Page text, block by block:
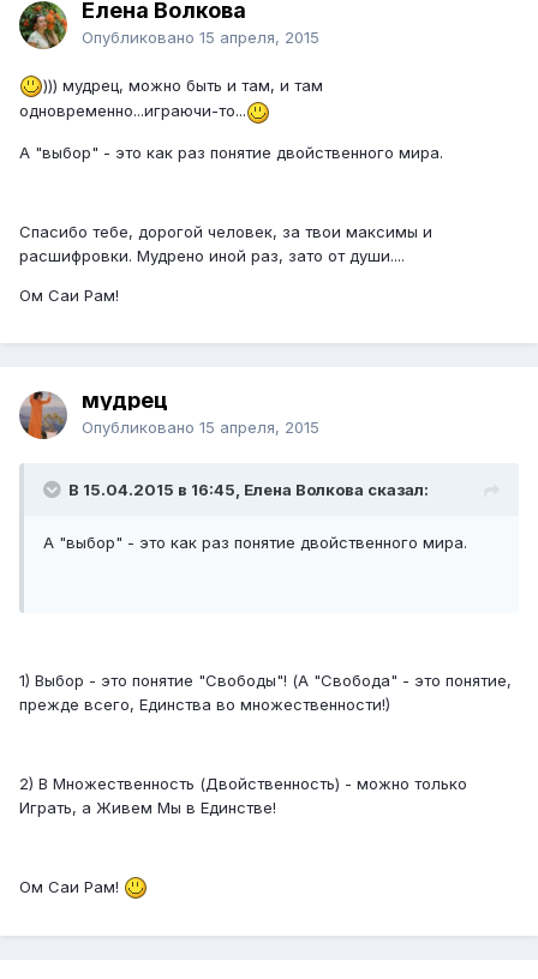
Елена Волкова
Опубликовано 15 апреля, 2015
))) мудрец, можно быть и там, и там
одновременно...играючи-то...
А "выбор" - это как раз понятие двойственного мира.
Спасибо тебе, дорогой человек, за твои максимы и
расшифровки. Мудрено иной раз, зато от души....
Ом Саи Рам!
мудрец
Опубликовано 15 апреля, 2015
В 15.04.2015 в 16:45, Елена Волкова сказал:
А "выбор" - это как раз понятие двойственного мира.
1) Выбор - это понятие "Свободы"! (А "Свобода" - это понятие,
прежде всего, Единства во множественности!)
2) В Множественность (Двойственность) - можно только
Играть, а Живем Мы в Единстве!
Ом Саи Рам!